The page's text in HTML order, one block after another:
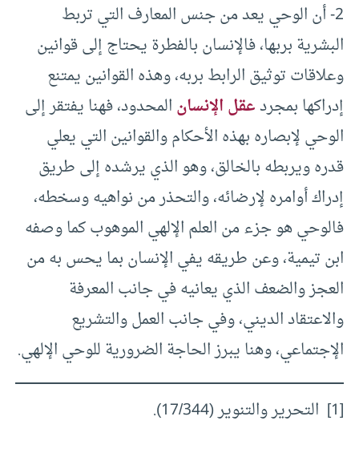
2- أن الوحي يعد من جنس المعارف التي تربط
البشرية بربها، فالإنسان بالفطرة يحتاج إلى قوانين
وعلاقات توثيق الرابط بربه، وهذه القوانين يمتنع
إدراكها بمجردعقل الإنسانالمحدود، فهنا يفتقر إلى
الوحي لإبصاره بهذه الأحكام والقوانين التي يعلي
قدره ويربطه بالخالق، وهو الذي يرشده إلى طريق
إدراك أوامره لإرضائه، والتحذر من نواهيه وسخطه،
فالوحي هو جزء من العلم الإلهي الموهوب كما وصفه
ابن تيمية، وعن طريقه يفي الإنسان بما يحس به من
العجز والضعف الذي يعانيه في جانب المعرفة
والاعتقاد الديني، وفي جانب العمل والتشريع
الإجتماعي، وهنا يبرز الحاجة الضرورية للوحي الإلهي.
[1] التحرير والتنوير (17/344).